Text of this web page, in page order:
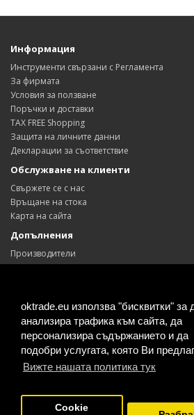
oktrade.eu използва "бисквитки" за
анализира трафика към сайта, да
персонализира съдържанието и да
подобри услугата, която Ви
Вижте нашата политика тук
Cookie
Информация
Инструменти свързани с Регламента
За фирмата
Условия за ползване
Поръчки и доставки
TAX FREE Shopping
Защита на личните данни
Декларации за съответствие
Обслужване на клиенти
Свържете се с нас
Връщане на стока
Карта на сайта
Допълнения
Производители
Ваучери
Моят профил
История на поръчките
Любими продукти
Информационен бюлетин